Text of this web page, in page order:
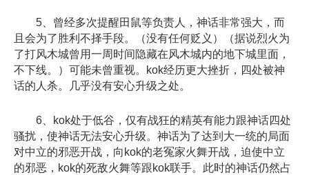
5、曾经多次提醒田鼠等负责人，神话非常强大，而
且会为了胜利不择手段。（没有任何贬义）（据说烈火为
了打风木城曾用一周时间隐藏在风木城内的地下城里面，
不下线。）可能未曾重视。kok经历更大挫折，四处被神
话的人杀。几乎没有安心升级之处。
6、kok处于低谷，仅有战狂的精英有能力跟神话四处
骚扰，使神话无法安心升级。神话为了达到大一统的局面
对中立的邪恶开战，向kok的老冤家火舞开战，迫使中立
的邪恶，kok的死敌火舞等跟kok联手。此时的神话仍然占